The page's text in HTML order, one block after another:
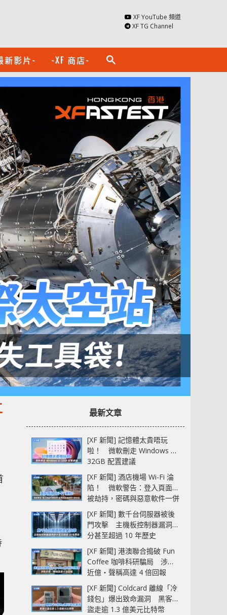
XF YouTube 頻道
XF TG Channel
新影片- -XF 商店- search
最新文章
[XF 新聞] 記憶體太貴唔玩
啦！ 微軟刪走 Windows 11
32GB 配置建議
[XF 新聞] 酒店機場 Wi-Fi 淪
陷！ 微軟警告：登入頁面可
被劫持，密碼與惡意軟件一併
中招
[XF 新聞] 數千台伺服器被後
門攻擊 主機板控制器漏洞部
分甚至超過 10 年歷史
[XF 新聞] 港澳聯合搗破 Fun
Coffee 咖啡科研騙局 涉款
近億‧聲稱高達 4 倍回報
[XF 新聞] Coldcard 離線「冷
錢包」爆出致命漏洞 黑客已
盜走逾 1.3 億美元比特幣